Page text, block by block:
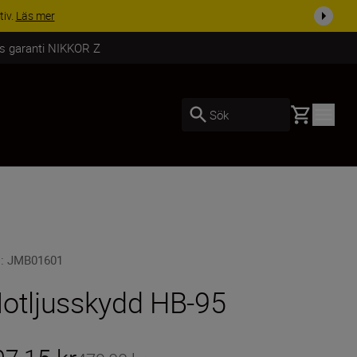
dagHandla nu
garanti NIKKOR Z
Sök Basket
:JMB01601
HB-95